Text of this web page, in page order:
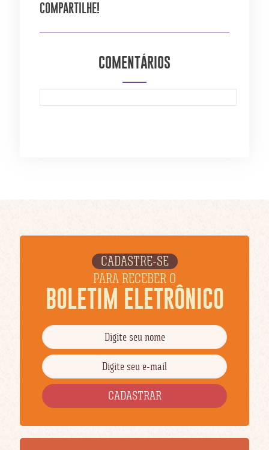
COMPARTILHE!
COMENTÁRIOS
CADASTRE-SE
PARA RECEBER O
BOLETIM ELETRÔNICO